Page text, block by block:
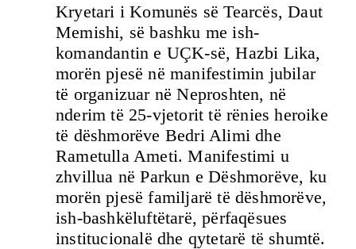
Kryetari i Komunës së Tearcës, Daut
Memishi, së bashku me ish-
komandantin e UÇK-së, Hazbi Lika,
morën pjesë në manifestimin jubilar
të organizuar në Neproshten, në
nderim të 25-vjetorit të rënies heroike
të dëshmorëve Bedri Alimi dhe
Rametulla Ameti. Manifestimi u
zhvillua në Parkun e Dëshmorëve, ku
morën pjesë familjarë të dëshmorëve,
ish-bashkëluftëtarë, përfaqësues
institucionalë dhe qytetarë të shumtë.